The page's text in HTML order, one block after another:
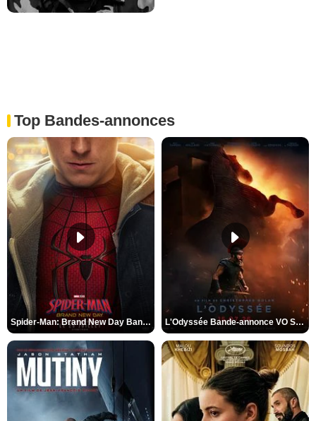
Top Bandes-annonces
Spider-Man: Brand New Day Bande-annonce VO STFR L'Odyssée Bande-annonce VO STFR